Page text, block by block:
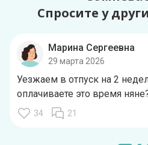
Спросите у
Марина Сергеевна
29 марта 2026
Уезжаем в отпуск на 2
оплачиваете это время
34 21